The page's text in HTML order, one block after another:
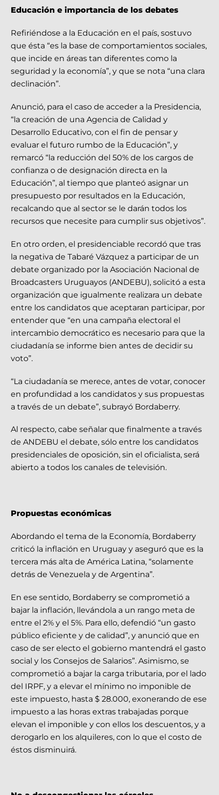
Educación e importancia de los debates
Refiriéndose a la Educación en el país, sostuvo
que ésta “es la base de comportamientos sociales,
que incide en áreas tan diferentes como la
seguridad y la economía”, y que se nota “una clara
declinación”.
Anunció, para el caso de acceder a la Presidencia,
“la creación de una Agencia de Calidad y
Desarrollo Educativo, con el fin de pensar y
evaluar el futuro rumbo de la Educación”, y
remarcó “la reducción del 50% de los cargos de
confianza o de designación directa en la
Educación”, al tiempo que planteó asignar un
presupuesto por resultados en la Educación,
recalcando que al sector se le darán todos los
recursos que necesite para cumplir sus objetivos”.
En otro orden, el presidenciable recordó que tras
la negativa de Tabaré Vázquez a participar de un
debate organizado por la Asociación Nacional de
Broadcasters Uruguayos (ANDEBU), solicitó a esta
organización que igualmente realizara un debate
entre los candidatos que aceptaran participar, por
entender que “en una campaña electoral el
intercambio democrático es necesario para que la
ciudadanía se informe bien antes de decidir su
voto”.
“La ciudadanía se merece, antes de votar, conocer
en profundidad a los candidatos y sus propuestas
a través de un debate”, subrayó Bordaberry.
Al respecto, cabe señalar que finalmente a través
de ANDEBU el debate, sólo entre los candidatos
presidenciales de oposición, sin el oficialista, será
abierto a todos los canales de televisión.
Propuestas económicas
Abordando el tema de la Economía, Bordaberry
criticó la inflación en Uruguay y aseguró que es la
tercera más alta de América Latina, “solamente
detrás de Venezuela y de Argentina”.
En ese sentido, Bordaberry se comprometió a
bajar la inflación, llevándola a un rango meta de
entre el 2% y el 5%. Para ello, defendió “un gasto
público eficiente y de calidad”, y anunció que en
caso de ser electo el gobierno mantendrá el gasto
social y los Consejos de Salarios”. Asimismo, se
comprometió a bajar la carga tributaria, por el lado
del IRPF, y a elevar el mínimo no imponible de
este impuesto, hasta $ 28.000, exonerando de ese
impuesto a las horas extras trabajadas porque
elevan el imponible y con ellos los descuentos, y a
derogarlo en los alquileres, con lo que el costo de
éstos disminuirá.